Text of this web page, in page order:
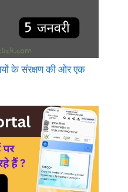
के संरक्षण की ओर एक